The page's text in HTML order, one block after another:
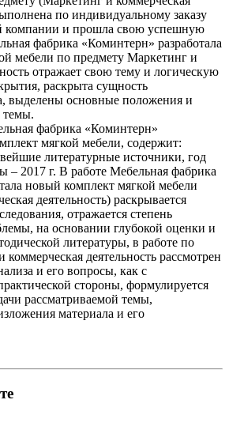
по индивидуальному заказу
компании и прошла свою успешную
фабрика «Коминтерн» разработала
мебели по предмету Маркетинг и
отражает свою тему и логическую
раскрыта сущность
выделены основные положения и
темы.
фабрика «Коминтерн»
мягкой мебели, содержит:
литературные источники, год
– 2017 г. В работе Мебельная фабрика
новый комплект мягкой мебели
деятельность) раскрывается
отражается степень
на основании глубокой оценки и
литературы, в работе по
деятельность рассмотрен
и его вопросы, как с
стороны, формулируется
рассматриваемой темы,
материала и его